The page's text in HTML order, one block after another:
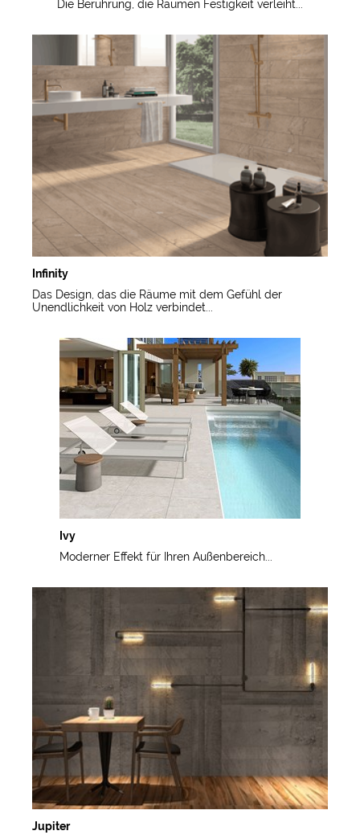
Die Berührung, die Räumen Festigkeit verleiht...
Infinity
Das Design, das die Räume mit dem Gefühl der
Unendlichkeit von Holz verbindet...
Ivy
Moderner Effekt für Ihren Außenbereich...
Jupiter